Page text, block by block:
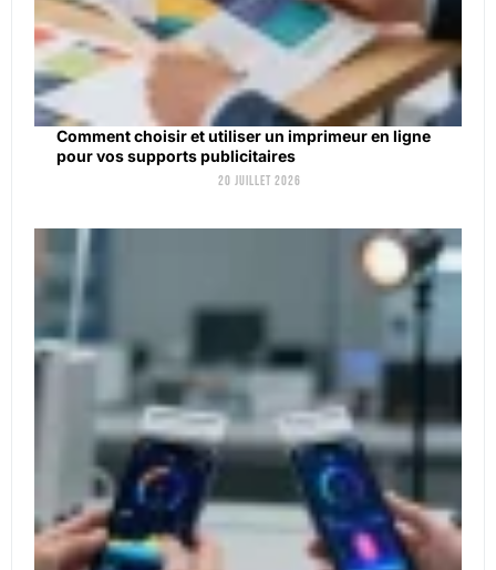
Comment choisir et utiliser un imprimeur en ligne
pour vos supports publicitaires
20 juillet 2026